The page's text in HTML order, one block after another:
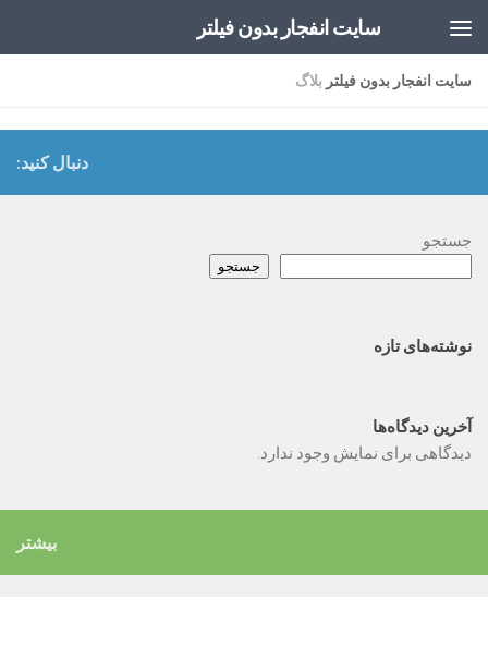
سایت انفجار بدون فیلتر
سایت انفجار بدون فیلتر بلاگ
دنبال کنید:
جستجو
جستجو
نوشته‌های تازه
آخرین دیدگاه‌ها
دیدگاهی برای نمایش وجود ندارد.
بیشتر